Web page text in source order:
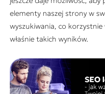
elementy naszej strony w
wyszukiwania, co korzystnie
właśnie takich wyników.